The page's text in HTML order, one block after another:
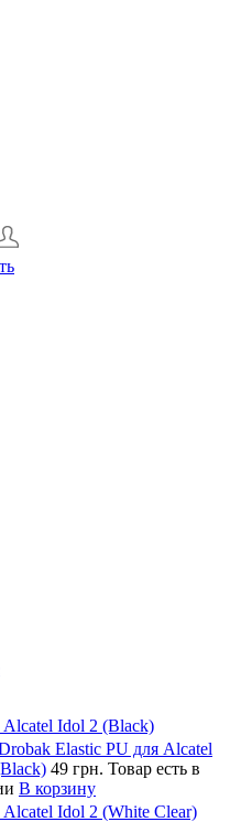
Alcatel Idol 2 (Black)
Elastic PU для Alcatel
49 грн. Товар есть в
В корзину
Idol 2 (White Clear)